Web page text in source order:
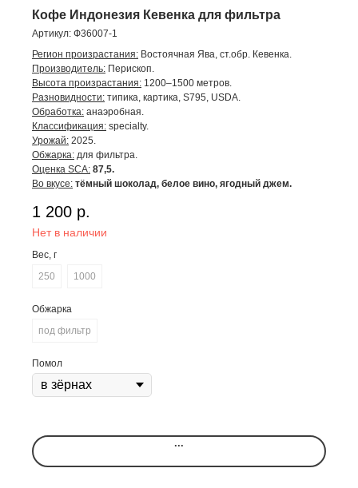
Кофе Индонезия Кевенка для фильтра
Артикул: Ф36007-1
Регион произрастания: Востоячная Ява, ст.обр. Кевенка.
Производитель: Перископ.
Высота произрастания: 1200–1500 метров.
Разновидности: типика, картика, S795, USDA.
Обработка: анаэробная.
Классификация: specialty.
Урожай: 2025.
Обжарка: для фильтра.
Оценка SCA: 87,5.
Во вкусе: тёмный шоколад, белое вино, ягодный джем.
1 200 р.
Нет в наличии
Вес, г
250
1000
Обжарка
под фильтр
Помол
...